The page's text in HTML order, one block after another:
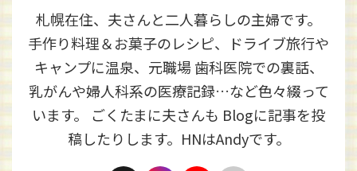
札幌在住、夫さんと二人暮らしの主婦です。
手作り料理＆お菓子のレシピ、ドライブ旅行や
キャンプに温泉、元職場 歯科医院での裏話、
乳がんや婦人科系の医療記録…など色々綴って
います。 ごくたまに夫さんも Blogに記事を投
稿したりします。HNはAndyです。